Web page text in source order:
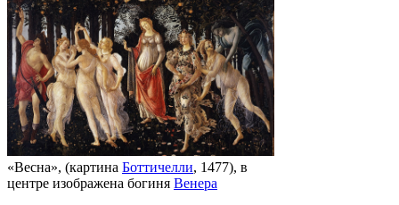
«Весна», (картина Боттичелли, 1477), в
центре изображена богиня Венера